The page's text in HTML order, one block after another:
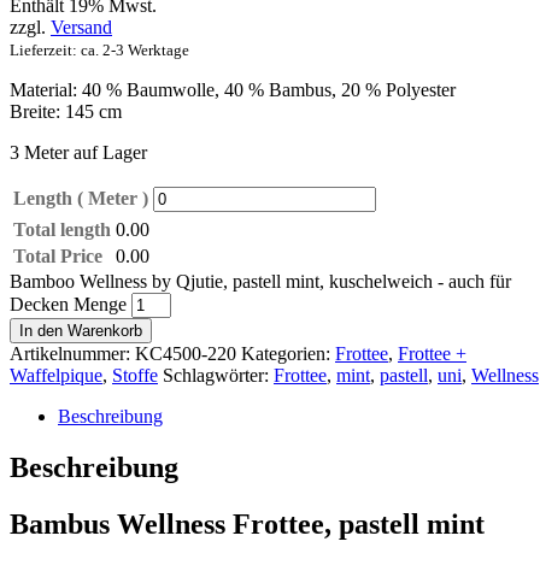
Enthält 19% Mwst.
zzgl. Versand
Lieferzeit: ca. 2-3 Werktage
Material: 40 % Baumwolle, 40 % Bambus, 20 % Polyester
Breite: 145 cm
3 Meter auf Lager
Length ( Meter )
Total length 0.00
Total Price
0.00
Bamboo Wellness by Qjutie, pastell mint, kuschelweich - auch für
Decken Menge
In den Warenkorb
Artikelnummer: KC4500-220 Kategorien: Frottee, Frottee +
Waffelpique, Stoffe Schlagwörter: Frottee, mint, pastell, uni, Wellness
Beschreibung
Beschreibung
Bambus Wellness Frottee, pastell mint